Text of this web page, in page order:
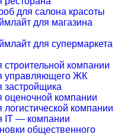
для салона красоты
для магазина
для супермаркета
компании
управляющего ЖК
застройщика
оценочной компании
компании
IT — компании
общественного